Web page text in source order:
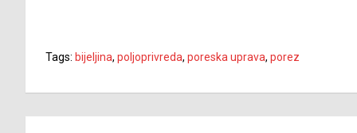
Tags: bijeljina, poljoprivreda, poreska uprava, porez